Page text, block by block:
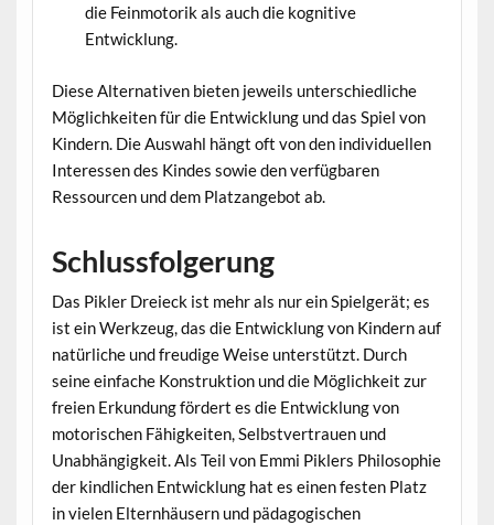
die Feinmotorik als auch die kognitive
Entwicklung.
Diese Alternativen bieten jeweils unterschiedliche
Möglichkeiten für die Entwicklung und das Spiel von
Kindern. Die Auswahl hängt oft von den individuellen
Interessen des Kindes sowie den verfügbaren
Ressourcen und dem Platzangebot ab.
Schlussfolgerung
Das Pikler Dreieck ist mehr als nur ein Spielgerät; es
ist ein Werkzeug, das die Entwicklung von Kindern auf
natürliche und freudige Weise unterstützt. Durch
seine einfache Konstruktion und die Möglichkeit zur
freien Erkundung fördert es die Entwicklung von
motorischen Fähigkeiten, Selbstvertrauen und
Unabhängigkeit. Als Teil von Emmi Piklers Philosophie
der kindlichen Entwicklung hat es einen festen Platz
in vielen Elternhäusern und pädagogischen